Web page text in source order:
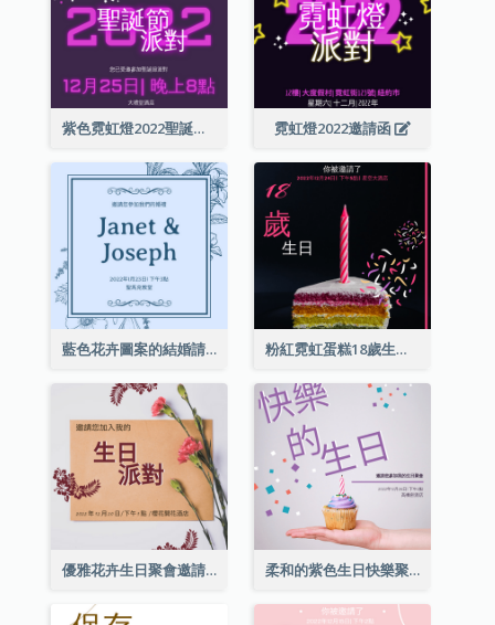
紫色霓虹燈2022聖誕晚會邀請函 霓虹燈2022邀請函
藍色花卉圖案的結婚請柬 粉紅霓虹蛋糕18歲生日請柬
優雅花卉生日聚會邀請函 柔和的紫色生日快樂聚會請柬